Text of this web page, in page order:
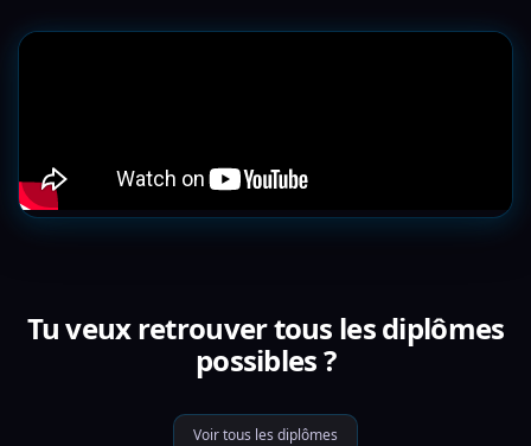
Tu veux retrouver tous les diplômes
possibles ?
Voir tous les diplômes